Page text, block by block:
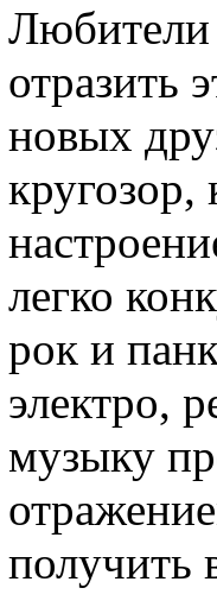
Любители
отразить
новых
кругозор,
легко
рок и
электро,
музыку
получить